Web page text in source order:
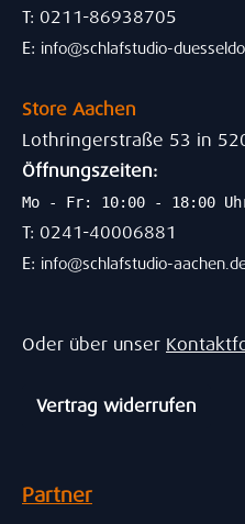
T: 0211-86938705
E: info@schlafstudio-
Store Aachen
Lothringerstraße 53 in
Öffnungszeiten:
Mo - Fr: 10:00 - 18:00
T: 0241-40006881
E: info@schlafstudio-
Oder über unser
Vertrag widerrufen
Partner